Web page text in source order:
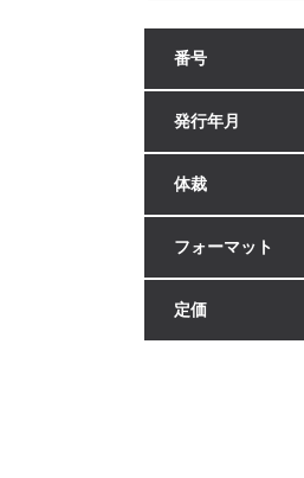
番号
発行年月
体裁
フォーマット
定価